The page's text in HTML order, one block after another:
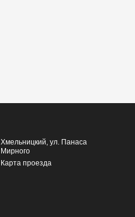
Хмельницкий, ул. Панаса
Мирного
Карта проезда